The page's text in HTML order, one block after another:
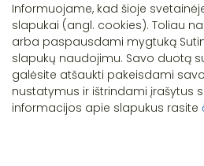
Pastebėjote
Informuojame, kad šioje
slapukai (angl. cookies). Toliau
arba paspausdami mygtuką
slapukų naudojimu. Savo duotą
galėsite atšaukti pakeisdami
nustatymus ir ištrindami įrašytus
informacijos apie slapukus rasite